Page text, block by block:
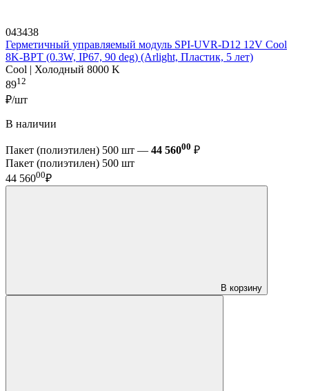
043438
Герметичный управляемый модуль SPI-UVR-D12 12V Cool
8K-BPT (0.3W, IP67, 90 deg) (Arlight, Пластик, 5 лет)
Cool | Холодный 8000 K
8912
₽/шт
В наличии
Пакет (полиэтилен) 500 шт — 44 56000 ₽
Пакет (полиэтилен) 500 шт
44 56000₽
В корзину